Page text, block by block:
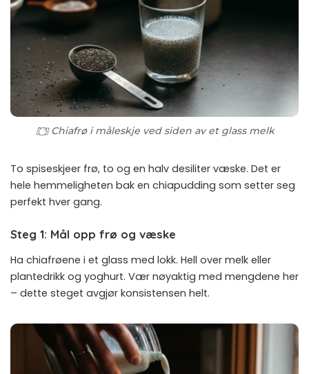
Chiafrø i måleskje ved siden av et glass melk
To spiseskjeer frø, to og en halv desiliter væske. Det er
hele hemmeligheten bak en chiapudding som setter seg
perfekt hver gang.
Steg 1: Mål opp frø og væske
Ha chiafrøene i et glass med lokk. Hell over melk eller
plantedrikk og yoghurt. Vær nøyaktig med mengdene her
– dette steget avgjør konsistensen helt.